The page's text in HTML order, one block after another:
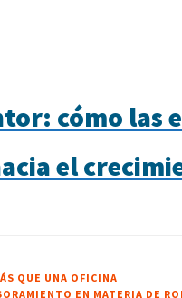
cómo las
el
QUE UNA OFICINA
EN MATERIA DE